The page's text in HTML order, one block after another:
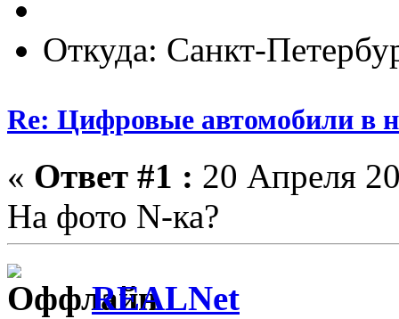
Откуда: Санкт-
Re: Цифровые автомобили в
« Ответ #1 : 20 Апреля
На фото N-ка?
REALNet